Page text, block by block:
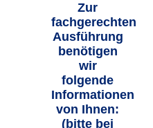
Zur
fachgerechten
Ausführung
benötigen
wir
folgende
Informationen
von Ihnen:
(bitte bei